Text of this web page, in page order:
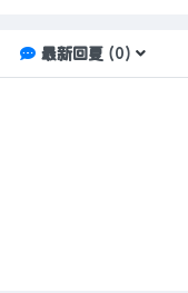
最新回复(0)